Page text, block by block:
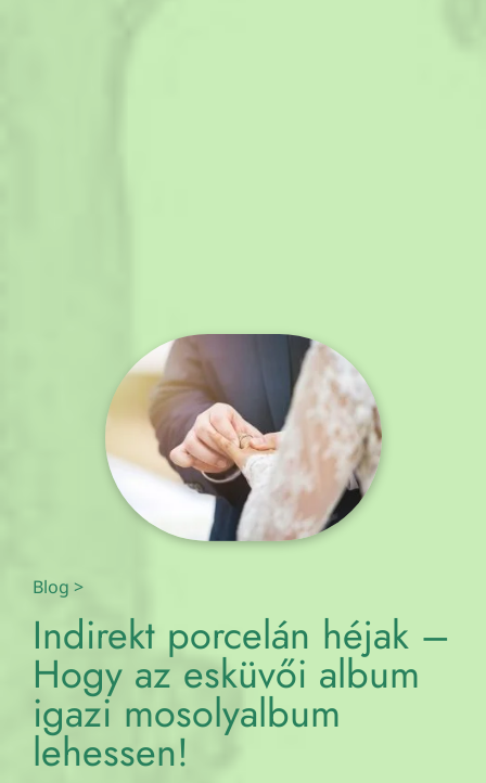
Blog >
Indirekt porcelán héjak –
Hogy az esküvői album
igazi mosolyalbum
lehessen!